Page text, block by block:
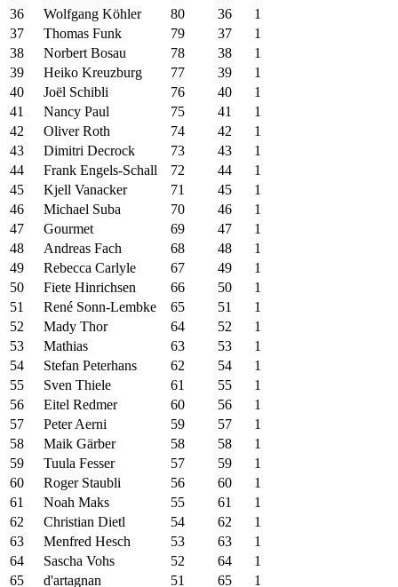
36
Wolfgang Köhler 80 36
1
37
Thomas Funk 79 37
1
38
Norbert Bosau 78 38
1
39
Heiko Kreuzburg 77 39
1
40
Joël Schibli 76 40
1
41
Nancy Paul 75 41
1
42
Oliver Roth 74 42
1
43
Dimitri Decrock 73 43
1
44
Frank Engels-Schall 72 44
1
45
Kjell Vanacker 71 45
1
46
Michael Suba 70 46
1
47
Gourmet 69 47
1
48
Andreas Fach 68 48
1
49
Rebecca Carlyle 67 49
1
50
Fiete Hinrichsen 66 50
1
51
René Sonn-Lembke 65 51
1
52
Mady Thor 64 52
1
53
Mathias 63 53
1
54
Stefan Peterhans 62 54
1
55
Sven Thiele 61 55
1
56
Eitel Redmer 60 56
1
57
Peter Aerni 59 57
1
58
Maik Gärber 58 58
1
59
Tuula Fesser 57 59
1
60
Roger Staubli 56 60
1
61
Noah Maks 55 61
1
62
Christian Dietl 54 62
1
63
Menfred Hesch 53 63
1
64
Sascha Vohs 52 64
1
65
d'artagnan 51 65
1